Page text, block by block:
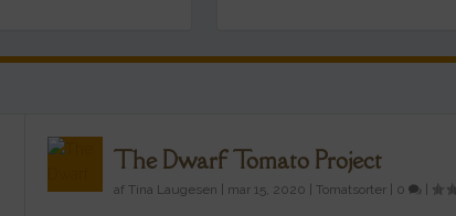
The Dwarf Tomato Project
af Tina Laugesen mar 15, 2020 Tomatsorter 0